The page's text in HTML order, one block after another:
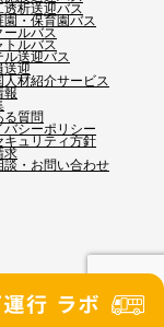
透析送迎バス
園・保育園バス
ールバス
トルバス
ル送迎バス
送迎
人材紹介サービス
報
る質問
バシーポリシー
キュリティ方針
求
談・お問い合わせ